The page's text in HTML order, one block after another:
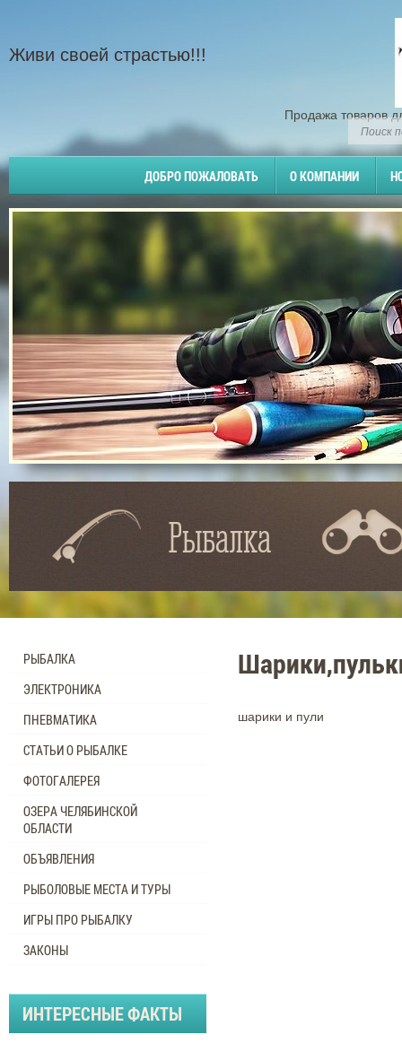
Живи своей страстью!!!
Продажа товаров
ДОБРО ПОЖАЛОВАТЬ О КОМПАНИИ
Рыбалка
шарики и пули
РЫБАЛКА
ЭЛЕКТРОНИКА
ПНЕВМАТИКА
СТАТЬИ О РЫБАЛКЕ
ФОТОГАЛЕРЕЯ
ОЗЕРА ЧЕЛЯБИНСКОЙ
ОБЛАСТИ
ОБЪЯВЛЕНИЯ
РЫБОЛОВЫЕ МЕСТА И ТУРЫ
ИГРЫ ПРО РЫБАЛКУ
ЗАКОНЫ
ИНТЕРЕСНЫЕ ФАКТЫ